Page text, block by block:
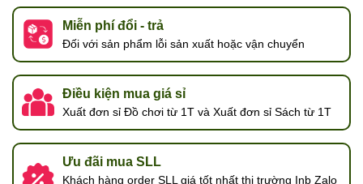
Miễn phí đổi - trả
Đối với sản phẩm lỗi sản xuất hoặc vận chuyển
Điều kiện mua giá sỉ
Xuất đơn sỉ Đồ chơi từ 1T và Xuất đơn sỉ Sách từ 1T
Ưu đãi mua SLL
Khách hàng order SLL giá tốt nhất thị trường Inb Zalo